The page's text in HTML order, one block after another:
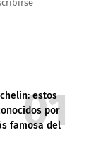
estos
por
famosa del